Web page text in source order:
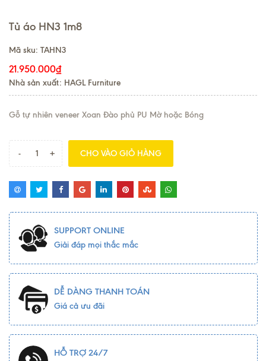
Tủ áo HN3 1m8
Mã sku: TAHN3
21.950.000₫
Nhà sản xuất: HAGL Furniture
Gỗ tự nhiên veneer Xoan Đào phủ PU Mờ hoặc Bóng
- + CHO VÀO GIỎ HÀNG
SUPPORT ONLINE
Giải đáp mọi thắc mắc
DỄ DÀNG THANH TOÁN
Giá cả ưu đãi
HỖ TRỢ 24/7